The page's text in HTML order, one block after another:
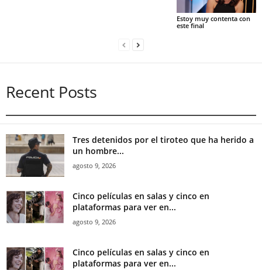
Estoy muy contenta con
este final
Recent Posts
Tres detenidos por el tiroteo que ha herido a
un hombre...
agosto 9, 2026
Cinco películas en salas y cinco en
plataformas para ver en...
agosto 9, 2026
Cinco películas en salas y cinco en
plataformas para ver en...